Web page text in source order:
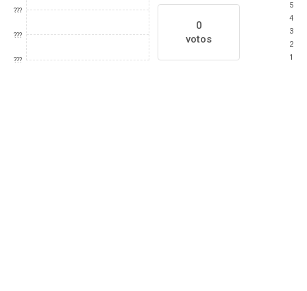
???
???
???
0
votos
5
4
3
2
1